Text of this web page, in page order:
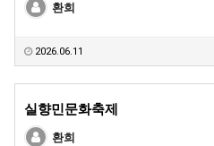
환희
2026.06.11
실향민문화축제
환희